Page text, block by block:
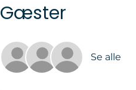
Gæster
Se alle